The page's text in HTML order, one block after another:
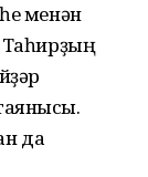
менән
Таһирҙың
да